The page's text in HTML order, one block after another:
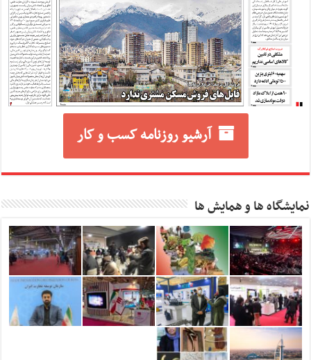
آرشیو روزنامه کسب و کار
نمایشگاه ها و همایش ها